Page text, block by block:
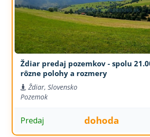
Ždiar predaj pozemkov - spolu
rôzne polohy a rozmery
Ždiar, Slovensko
Pozemok
Predaj dohoda